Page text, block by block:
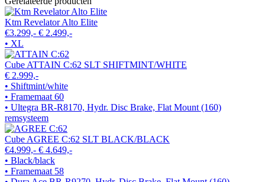
Ktm Revelator Alto Elite
€3.299,- € 2.499,-
• XL
Cube ATTAIN C:62 SLT SHIFTMINT/WHITE
€ 2.999,-
• Shiftmint/white
• Framemaat 60
• Ultegra BR-R8170, Hydr. Disc Brake, Flat Mount (160)
remsysteem
Cube AGREE C:62 SLT BLACK/BLACK
€4.999,- € 4.649,-
• Black/black
• Framemaat 58